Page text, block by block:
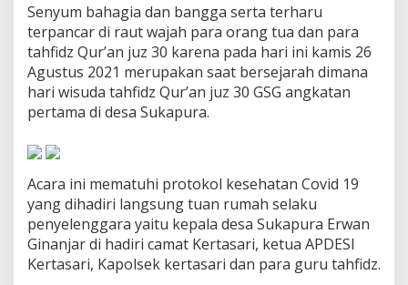
T
a
h
d
z
'
a
n
J
u
z
Senyum bahagia dan bangga serta terharu
terpancar di raut wajah para orang tua dan para
tahfidz Qur’an juz 30 karena pada hari ini kamis 26
Agustus 2021 merupakan saat bersejarah dimana
hari wisuda tahfidz Qur’an juz 30 GSG angkatan
pertama di desa Sukapura.
Acara ini mematuhi protokol kesehatan Covid 19
yang dihadiri langsung tuan rumah selaku
penyelenggara yaitu kepala desa Sukapura Erwan
Ginanjar di hadiri camat Kertasari, ketua APDESI
Kertasari, Kapolsek kertasari dan para guru tahfidz.